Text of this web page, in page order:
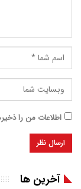
اطلاعات من را
آخرین ها